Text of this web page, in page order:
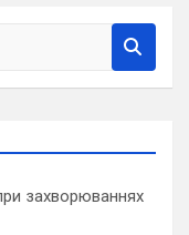
захворюваннях